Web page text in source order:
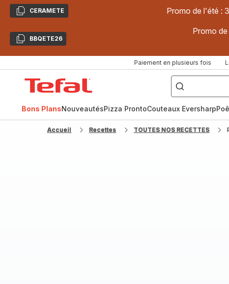
CopierCERAMETE Promo de l'été :
CopierBBQETE26
Promo
Paiement en plusieurs fois
["Poêles
inox,
Cake
Factory,
Bons PlansNouveautésPizza ProntoCouteaux Eversharp
Accueil Recettes TOUTES NOS RECETTES